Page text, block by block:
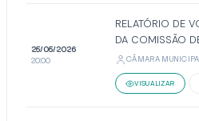
25/05/2026
20:00
RELATÓRIO DE
DA COMISSÃO
CÂMARA
VISUALIZAR